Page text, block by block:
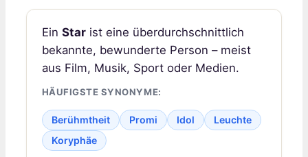
Ein Starist eine überdurchschnittlich
bekannte, bewunderte Person – meist
aus Film, Musik, Sport oder Medien.
HÄUFIGSTE SYNONYME:
Berühmtheit Promi Idol
Leuchte
Koryphäe